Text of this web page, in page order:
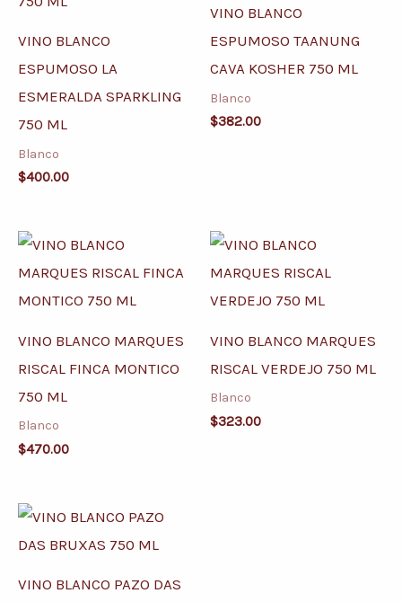
VINO BLANCO
ESPUMOSO LA
ESMERALDA SPARKLING
750 ML
Blanco
$400.00
VINO BLANCO
ESPUMOSO TAANUNG
CAVA KOSHER 750 ML
Blanco
$382.00
VINO BLANCO MARQUES
RISCAL FINCA MONTICO
750 ML
Blanco
$470.00
VINO BLANCO MARQUES
RISCAL VERDEJO 750 ML
Blanco
$323.00
VINO BLANCO PAZO DAS